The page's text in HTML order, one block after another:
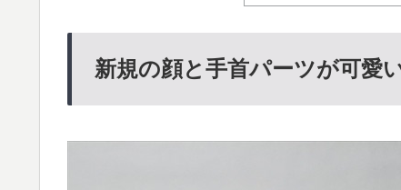
新規の顔と手首パーツが可愛